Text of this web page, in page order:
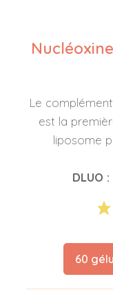
Le
est la
liposome
DLUO
60